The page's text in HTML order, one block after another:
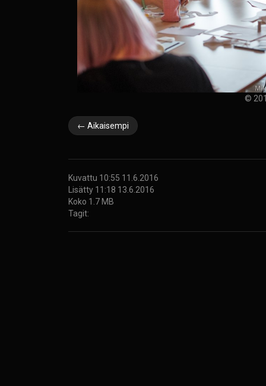
©
← Aikaisempi
Kuvattu 10:55 11.6.2016
Lisätty 11:18 13.6.2016
Koko 1.7 MB
Tagit: